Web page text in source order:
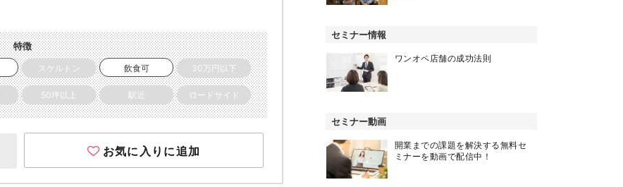
特徴
スケルトン 飲食可 30万円以下
50坪以上 駅近 ロードサイド
お気に入りに追加
セミナー情報
ワンオペ店舗の成功法則
セミナー動画
開業までの課題を解決する無料セ
ミナーを動画で配信中！